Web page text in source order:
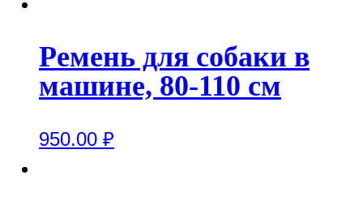
Ремень для собаки в
машине, 80-110 см
950.00 ₽